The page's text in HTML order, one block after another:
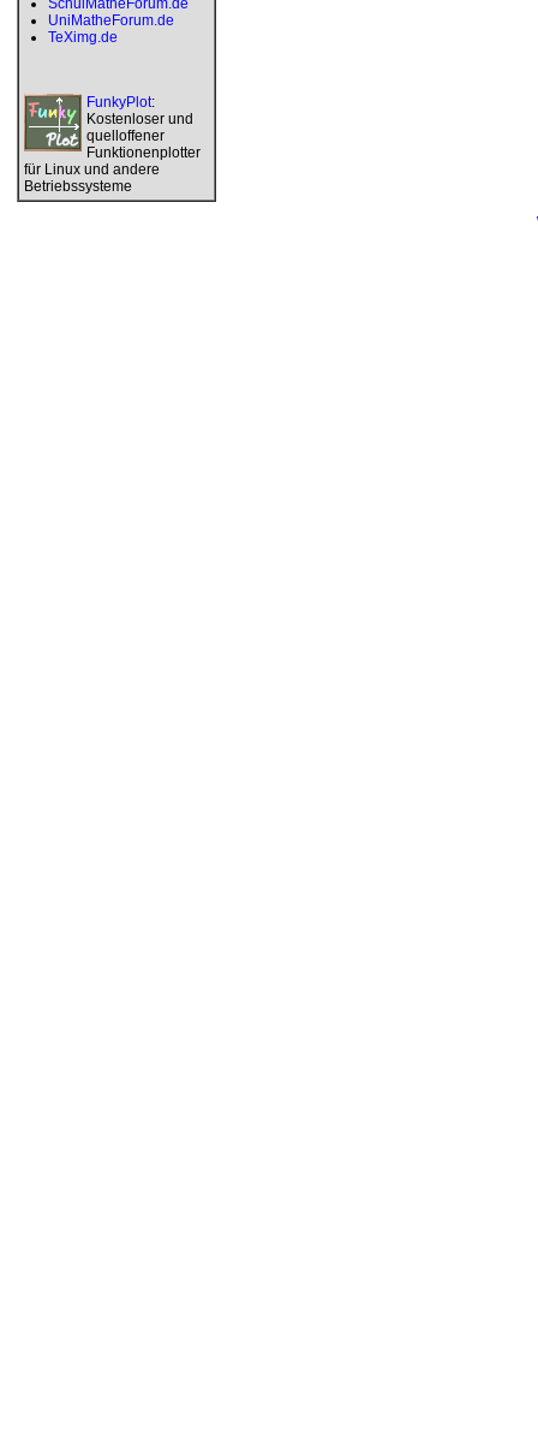
SchulMatheForum.de
UniMatheForum.de
TeXimg.de
FunkyPlot:
Kostenloser und
quelloffener
Funktionenplotter
für Linux und andere
Betriebssysteme